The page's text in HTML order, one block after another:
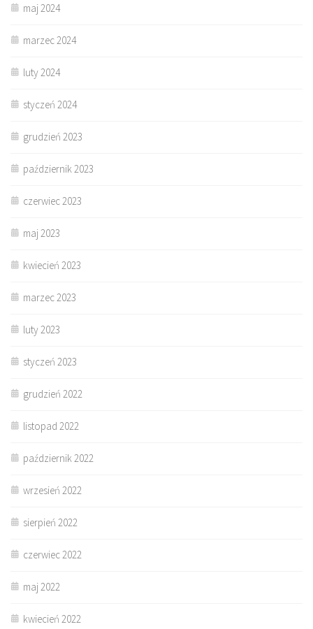
maj 2024
marzec 2024
luty 2024
styczeń 2024
grudzień 2023
październik 2023
czerwiec 2023
maj 2023
kwiecień 2023
marzec 2023
luty 2023
styczeń 2023
grudzień 2022
listopad 2022
październik 2022
wrzesień 2022
sierpień 2022
czerwiec 2022
maj 2022
kwiecień 2022